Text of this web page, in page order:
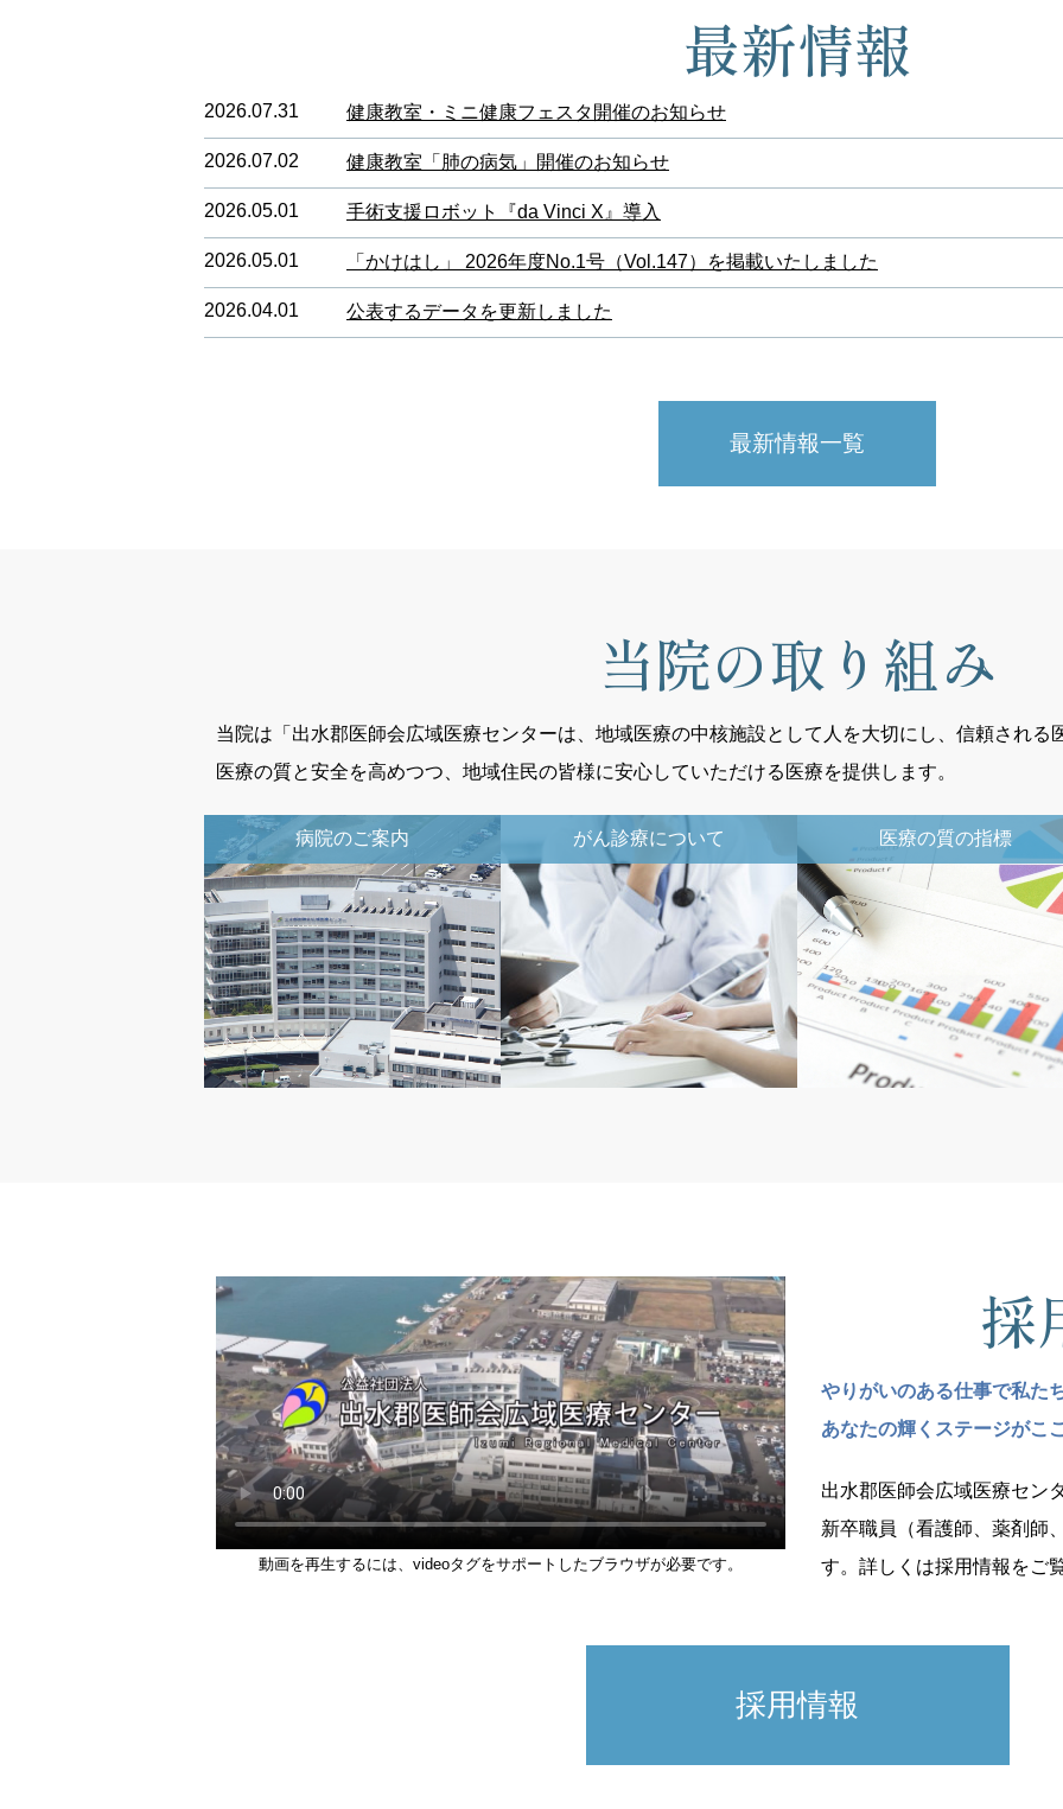
最新情報
2026.07.31 健康教室・ミニ健康フェスタ開催のお知らせ
2026.07.02 健康教室「肺の病気」開催のお知らせ
2026.05.01 手術支援ロボット『da Vinci X』導入
2026.05.01 「かけはし」 2026年度No.1号（Vol.147）を掲載いたしました
2026.04.01 公表するデータを更新しました
最新情報一覧
当院の取り組み
当院は「出水郡医師会広域医療センターは、地域医療の中核施設として人を大切にし、信頼される
医療の質と安全を高めつつ、地域住民の皆様に安心していただける医療を提供します。
病院のご案内 がん診療について 医療の質の指標
動画を再生するには、videoタグをサポートしたブラウザが必要です。
採
やりがいのある仕事で私た
あなたの輝くステージがこ
出水郡医師会広域医療セン
新卒職員（看護師、薬剤師
す。詳しくは採用情報をご
採用情報